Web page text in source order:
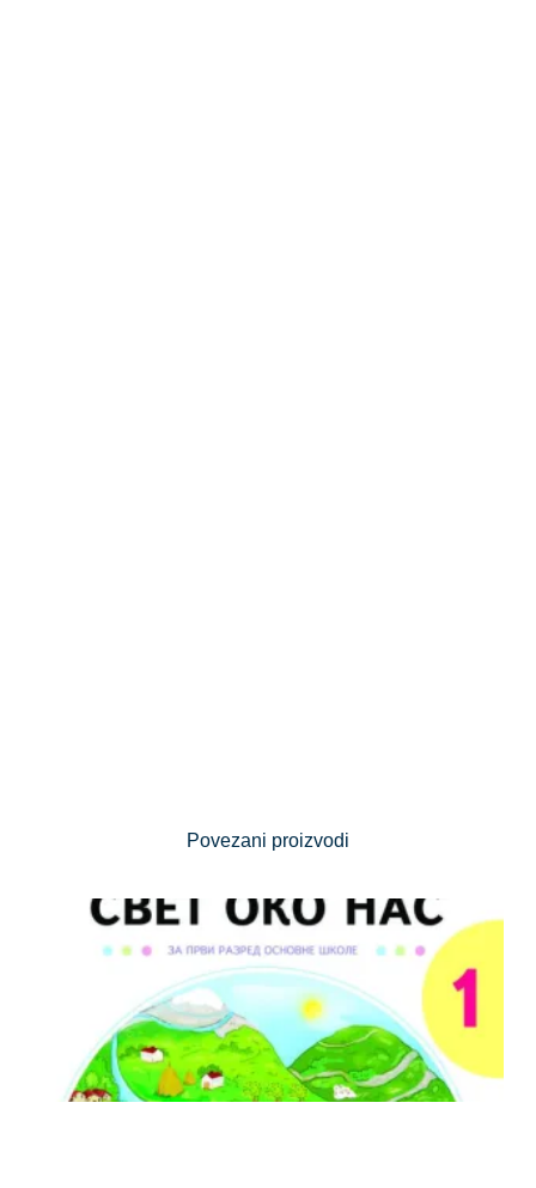
Povezani proizvodi